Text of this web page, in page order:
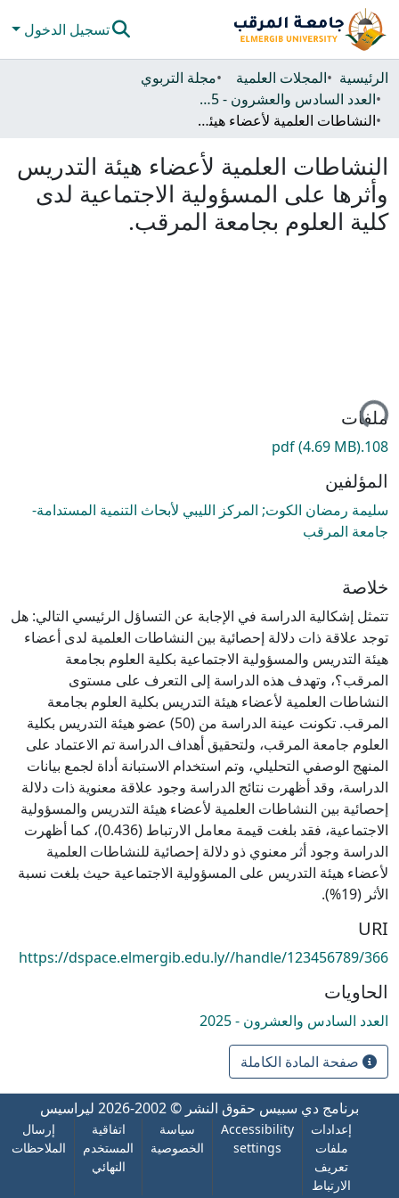
تسجيل الدخول
المجتمعات والحاويات
كل دي سبيس
الرئيسية المجلات العلمية
مجلة التربوي
العدد السادس والعشرون - 2025
النشاطات العلمية لأعضاء هيئة التدريس وأثرها على المسؤولية الاجتماعية لدى كلية العلوم بجامعة المرقب.
النشاطات العلمية لأعضاء هيئة التدريس
وأثرها على المسؤولية الاجتماعية لدى
كلية العلوم بجامعة المرقب.
ملفات
108.pdf
(4.69 MB)
المؤلفين
سليمة رمضان الكوت; المركز الليبي لأبحاث التنمية المستدامة-
جامعة المرقب
خلاصة
تتمثل إشكالية الدراسة في الإجابة عن التساؤل الرئيسي التالي: هل
توجد علاقة ذات دلالة إحصائية بين النشاطات العلمية لدى أعضاء
هيئة التدريس والمسؤولية الاجتماعية بكلية العلوم بجامعة
المرقب؟، وتهدف هذه الدراسة إلى التعرف على مستوى
النشاطات العلمية لأعضاء هيئة التدريس بكلية العلوم بجامعة
المرقب. تكونت عينة الدراسة من (50) عضو هيئة التدريس بكلية
العلوم جامعة المرقب، ولتحقيق أهداف الدراسة تم الاعتماد على
المنهج الوصفي التحليلي، وتم استخدام الاستبانة أداة لجمع بيانات
الدراسة، وقد أظهرت نتائج الدراسة وجود علاقة معنوية ذات دلالة
إحصائية بين النشاطات العلمية لأعضاء هيئة التدريس والمسؤولية
الاجتماعية، فقد بلغت قيمة معامل الارتباط (0.436)، كما أظهرت
الدراسة وجود أثر معنوي ذو دلالة إحصائية للنشاطات العلمية
لأعضاء هيئة التدريس على المسؤولية الاجتماعية حيث بلغت نسبة
الأثر (19%).
URI
https://dspace.elmergib.edu.ly//handle/123456789/366
الحاويات
العدد السادس والعشرون - 2025
صفحة المادة الكاملة
برنامج دي سبيس حقوق النشر © 2002-2026 ليراسيس
إعدادات
ملفات
تعريف
الارتباط
Accessibility
settings
سياسة
الخصوصية
اتفاقية
المستخدم
النهائي
إرسال
الملاحظات